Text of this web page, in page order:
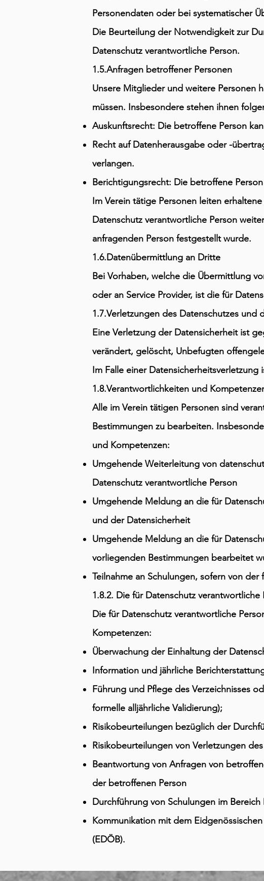
Personendaten oder bei systematischer
Die Beurteilung der Notwendigkeit zur
Datenschutz verantwortliche Person.
1.5.Anfragen betroffener Personen
Unsere Mitglieder und weitere Personen
müssen. Insbesondere stehen ihnen
Auskunftsrecht: Die betroffene Person
Recht auf Datenherausgabe oder -
verlangen.
Berichtigungsrecht: Die betroffene
Im Verein tätige Personen leiten
Datenschutz verantwortliche Person
anfragenden Person festgestellt wurde.
1.6.Datenübermittlung an Dritte
Bei Vorhaben, welche die Übermittlung
oder an Service Provider, ist die für
1.7.Verletzungen des Datenschutzes und
Eine Verletzung der Datensicherheit ist
verändert, gelöscht, Unbefugten
Im Falle einer
1.8.Verantwortlichkeiten und
Alle im Verein tätigen Personen sind
Bestimmungen zu bearbeiten.
und Kompetenzen:
Umgehende Weiterleitung von
Datenschutz verantwortliche Person
Umgehende Meldung an die für
und der Datensicherheit
Umgehende Meldung an die für
vorliegenden Bestimmungen bearbeitet
Teilnahme an Schulungen, sofern von
1.8.2. Die für Datenschutz verantwortliche
Die für Datenschutz verantwortliche
Kompetenzen:
Überwachung der Einhaltung der
Information und jährliche
Führung und Pflege des Verzeichnisses
formelle alljährliche Validierung);
Risikobeurteilungen bezüglich der
Risikobeurteilungen von Verletzungen
Beantwortung von Anfragen von
der betroffenen Person
Durchführung von Schulungen im Bereich
Kommunikation mit dem
(EDÖB).